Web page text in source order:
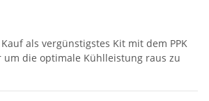
als vergünstigstes Kit mit dem PPK
um die optimale Kühlleistung raus zu